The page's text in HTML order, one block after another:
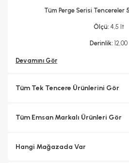
Tüm Perge Serisi Tencereler
Ölçü: 4,5 lt
Derinlik: 12,00
Devamını Gör
Tüm Tek Tencere Ürünlerini Gör
Tüm Emsan Markalı Ürünleri Gör
Hangi Mağazada Var